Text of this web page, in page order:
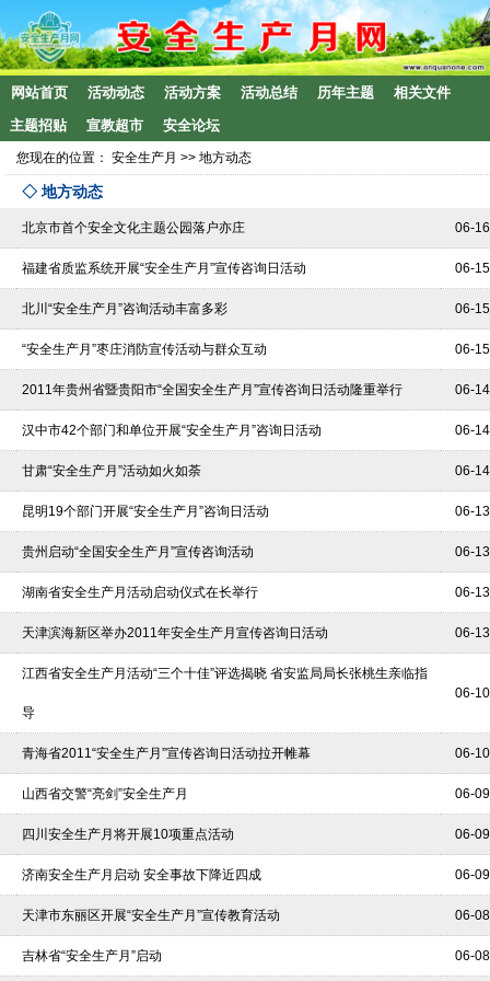
网站首页 活动动态 活动方案 活动总结 历年主题
相关文件
主题招贴
宣教超市 安全论坛
您现在的位置： 安全生产月 >> 地方动态
◇ 地方动态
北京市首个安全文化主题公园落户亦庄 06-16
福建省质监系统开展“安全生产月”宣传咨询日活动 06-15
北川“安全生产月”咨询活动丰富多彩 06-15
“安全生产月”枣庄消防宣传活动与群众互动 06-15
2011年贵州省暨贵阳市“全国安全生产月”宣传咨询日活动隆重举行 06-14
汉中市42个部门和单位开展“安全生产月”咨询日活动 06-14
甘肃“安全生产月”活动如火如荼 06-14
昆明19个部门开展“安全生产月”咨询日活动 06-13
贵州启动“全国安全生产月”宣传咨询活动 06-13
湖南省安全生产月活动启动仪式在长举行 06-13
天津滨海新区举办2011年安全生产月宣传咨询日活动 06-13
江西省安全生产月活动“三个十佳”评选揭晓 省安监局局长张桃生亲临指
导
06-10
青海省2011“安全生产月”宣传咨询日活动拉开帷幕 06-10
山西省交警“亮剑”安全生产月 06-09
四川安全生产月将开展10项重点活动 06-09
济南安全生产月启动 安全事故下降近四成 06-09
天津市东丽区开展“安全生产月”宣传教育活动 06-08
吉林省“安全生产月”启动 06-08